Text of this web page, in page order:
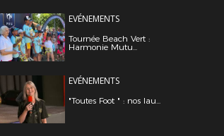
EVÉNEMENTS
Tournée Beach Vert :
Harmonie Mutu...
EVÉNEMENTS
"Toutes Foot " : nos lau...